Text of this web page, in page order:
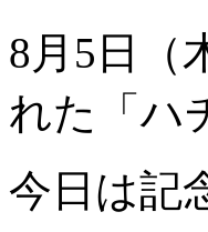
8月5日（
れた「ハ
今日は記